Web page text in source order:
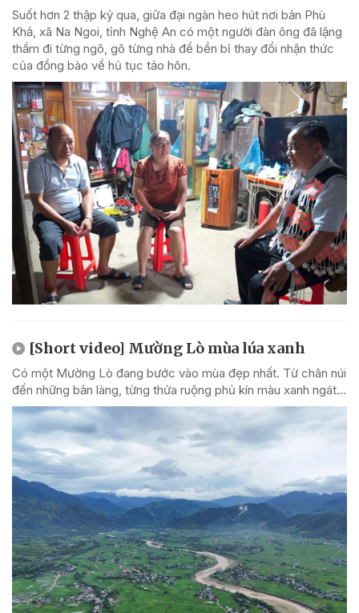
Suốt hơn 2 thập kỷ qua, giữa đại ngàn heo hút nơi bản Phù
Khả, xã Na Ngoi, tỉnh Nghệ An có một người đàn ông đã lặng
thầm đi từng ngõ, gõ từng nhà để bền bỉ thay đổi nhận thức
của đồng bào về hủ tục tảo hôn.
[Short video] Mường Lò mùa lúa xanh
Có một Mường Lò đang bước vào mùa đẹp nhất. Từ chân núi
đến những bản làng, từng thửa ruộng phủ kín màu xanh ngát...